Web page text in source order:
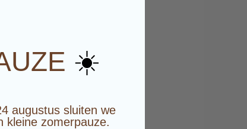
☀️
augustus sluiten we
kleine zomerpauze.